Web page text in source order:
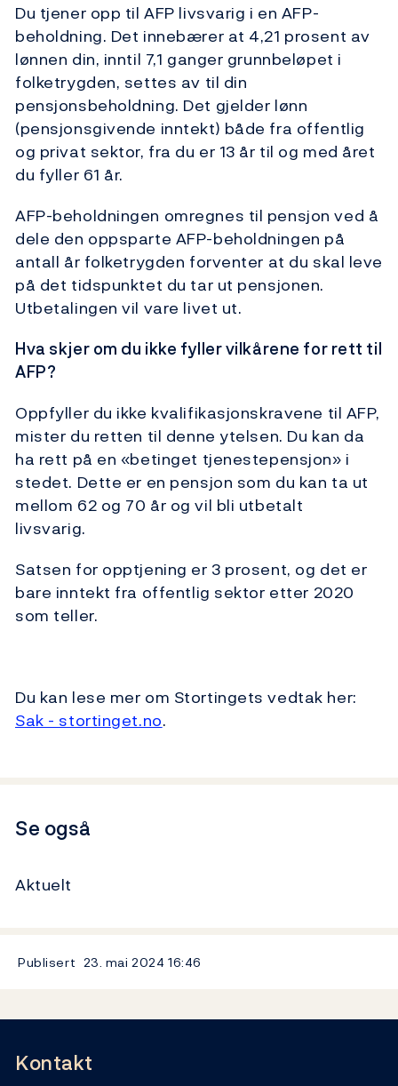
Du tjener opp til AFP livsvarig i en AFP-
beholdning. Det innebærer at 4,21 prosent av
lønnen din, inntil 7,1 ganger grunnbeløpet i
folketrygden, settes av til din
pensjonsbeholdning. Det gjelder lønn
(pensjonsgivende inntekt) både fra offentlig
og privat sektor, fra du er 13 år til og med året
du fyller 61 år.
AFP-beholdningen omregnes til pensjon ved å
dele den oppsparte AFP-beholdningen på
antall år folketrygden forventer at du skal leve
på det tidspunktet du tar ut pensjonen.
Utbetalingen vil vare livet ut.
Hva skjer om du ikke fyller vilkårene for rett til
AFP?
Oppfyller du ikke kvalifikasjonskravene til AFP,
mister du retten til denne ytelsen. Du kan da
ha rett på en «betinget tjenestepensjon» i
stedet. Dette er en pensjon som du kan ta ut
mellom 62 og 70 år og vil bli utbetalt
livsvarig.
Satsen for opptjening er 3 prosent, og det er
bare inntekt fra offentlig sektor etter 2020
som teller.
Du kan lese mer om Stortingets vedtak her:
Sak - stortinget.no.
Se også
Aktuelt
Publisert 23. mai 2024 16:46
Kontakt